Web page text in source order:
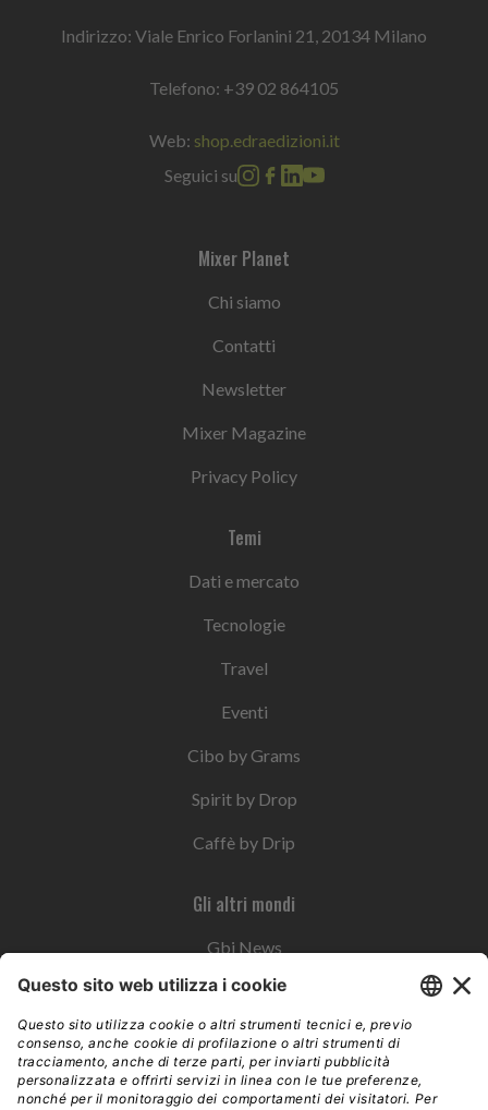
Indirizzo: Viale Enrico Forlanini 21, 20134 Milano
Telefono: +39 02 864105
Web: shop.edraedizioni.it
Seguici su
Mixer Planet
Chi siamo
Contatti
Newsletter
Mixer Magazine
Privacy Policy
Temi
Dati e mercato
Tecnologie
Travel
Eventi
Cibo by Grams
Spirit by Drop
Caffè by Drip
Gli altri mondi
Gbi News
Instoremag
Esplora il gruppo
Edra Edizioni